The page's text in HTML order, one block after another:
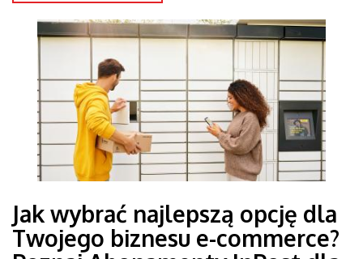
Jak wybrać najlepszą opcję dla
Twojego biznesu e-commerce?